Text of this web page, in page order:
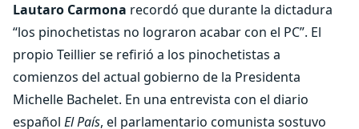
Lautaro Carmona recordó que durante la dictadura
“los pinochetistas no lograron acabar con el PC”. El
propio Teillier se refirió a los pinochetistas a
comienzos del actual gobierno de la Presidenta
Michelle Bachelet. En una entrevista con el diario
español El País, el parlamentario comunista sostuvo